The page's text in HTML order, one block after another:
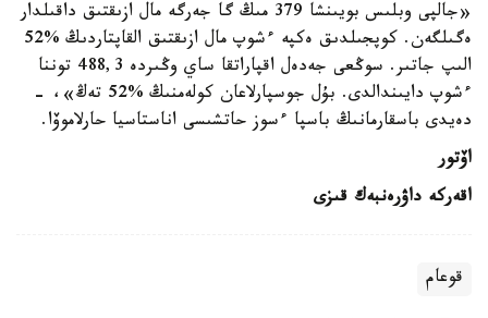
«جالپى وبلىس بويىنشا 379 مىڭ گا جەرگە مال ازىقتىق داقىلدار
ەگىلگەن. كوپجىلدىق ەكپە ءشوپ مال ازىقتىق القاپتاردىڭ %52
الىپ جاتىر. سوڭعى جەدەل اقپاراتقا ساي وڭىردە 488,3 توننا
ءشوپ دايىندالدى. بۇل جوسپارلاعان كولەمنىڭ %52 تەڭ»، -
دەيدى باسقارمانىڭ باسپا ءسوز حاتشىسى اناستاسيا حارلاموۆا.
اۆتور
اقەركە داۋرەنبەك قىزى
قوعام